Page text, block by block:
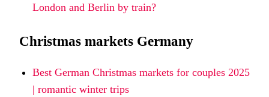
London and Berlin by train?
Christmas markets Germany
Best German Christmas markets for couples 2025
| romantic winter trips